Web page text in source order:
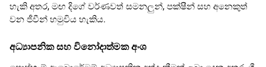
හැකි අතර, මඟ දිගේ වර්ණවත් සමනලුන්, පක්ෂීන් සහ අනෙකුත්
වන ජීවීන් හමුවිය හැකිය.
අධ්‍යාපනික සහ විනෝදාත්මක අංශ